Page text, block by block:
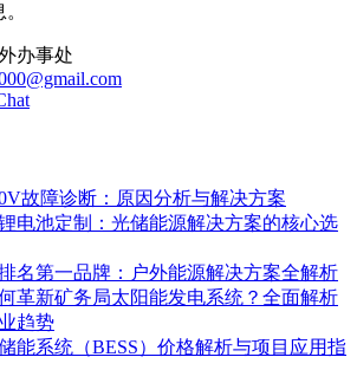
办事处
故障诊断：原因分析与解决方案
电池定制：光储能源解决方案的核心选
名第一品牌：户外能源解决方案全解析
革新矿务局太阳能发电系统？全面解析
趋势
能系统（BESS）价格解析与项目应用指